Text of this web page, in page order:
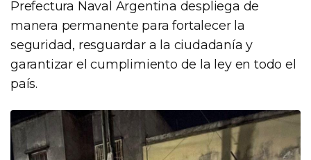
Prefectura Naval Argentina despliega de
manera permanente para fortalecer la
seguridad, resguardar a la ciudadanía y
garantizar el cumplimiento de la ley en todo el
país.